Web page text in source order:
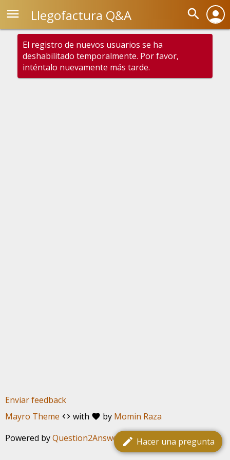
Llegofactura Q&A
menu search person
edit Hacer una pregunta
El registro de nuevos usuarios se ha
deshabilitado temporalmente. Por favor,
inténtalo nuevamente más tarde.
Enviar feedback
Mayro Theme code with favorite by Momin Raza
Powered byQuestion2Answer